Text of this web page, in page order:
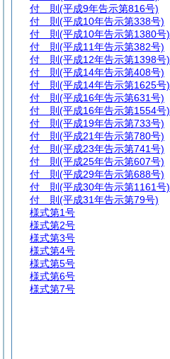
付 則 (平成9年告示第816号)
付 則 (平成10年告示第338号)
付 則 (平成10年告示第1380号)
付 則 (平成11年告示第382号)
付 則 (平成12年告示第1398号)
付 則 (平成14年告示第408号)
付 則 (平成14年告示第1625号)
付 則 (平成16年告示第631号)
付 則 (平成16年告示第1554号)
付 則 (平成19年告示第733号)
付 則 (平成21年告示第780号)
付 則 (平成23年告示第741号)
付 則 (平成25年告示第607号)
付 則 (平成29年告示第688号)
付 則 (平成30年告示第1161号)
付 則 (平成31年告示第79号)
様式第1号
様式第2号
様式第3号
様式第4号
様式第5号
様式第6号
様式第7号